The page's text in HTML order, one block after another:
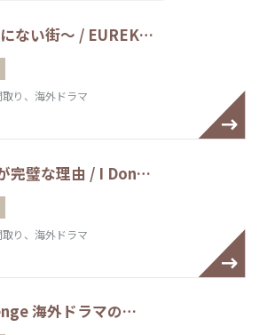
ない街～ / EUREK…
り、海外ドラマ
完璧な理由 / I Don…
り、海外ドラマ
海外ドラマの…